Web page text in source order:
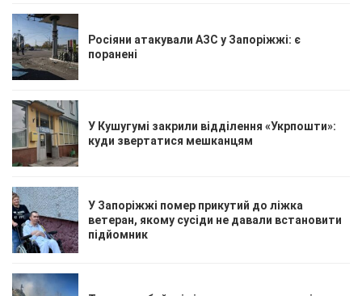
Росіяни атакували АЗС у Запоріжжі: є
поранені
У Кушугумі закрили відділення «Укрпошти»:
куди звертатися мешканцям
У Запоріжжі помер прикутий до ліжка
ветеран, якому сусіди не давали встановити
підйомник